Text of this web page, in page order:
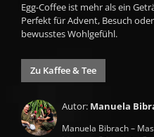
Egg-Coffee ist mehr als ein
Perfekt für Advent, Besuch
bewusstes Wohlgefühl.
Zu Kaffee & Tee
Autor: Manuela
Manuela Bibrach –